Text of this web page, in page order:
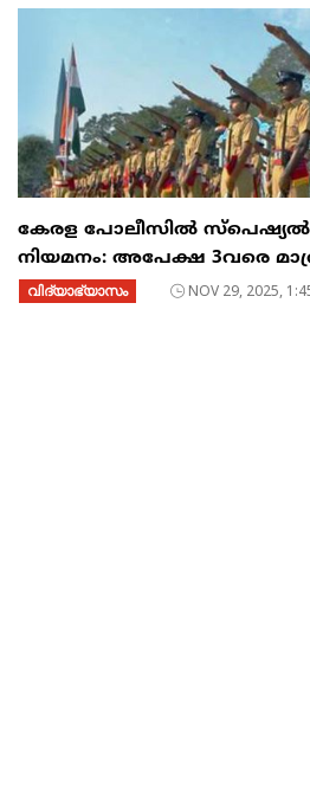
കേരള പോലീസിൽ
നിയമനം: അപേക്ഷ 3വരെ
വിദ്യാഭ്യാസം NOV 29, 2025,